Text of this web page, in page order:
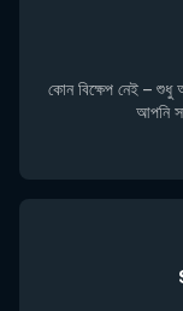
কোন বিক্ষেপ নেই – শুধু
আপনি